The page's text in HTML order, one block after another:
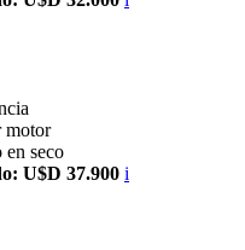
motor
en seco
U$D 37.900 i